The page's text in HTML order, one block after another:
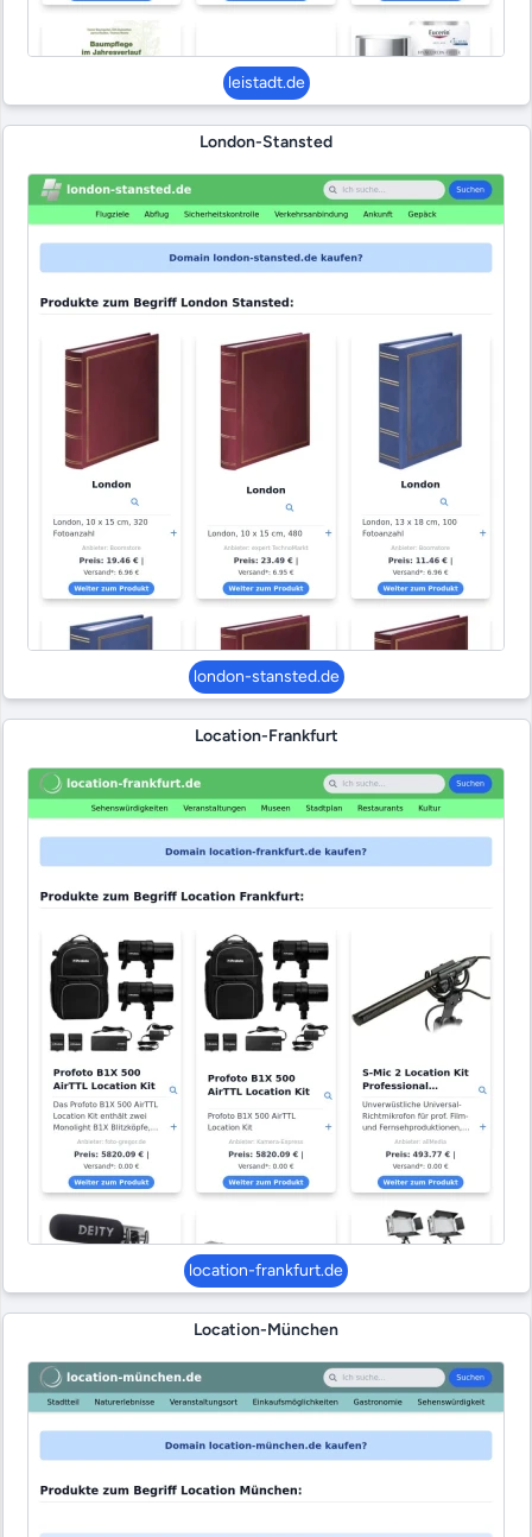
leistadt.de
London-Stansted
london-stansted.de
Location-Frankfurt
location-frankfurt.de
Location-München